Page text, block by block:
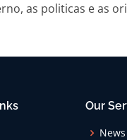
as politicas e as
Our
News